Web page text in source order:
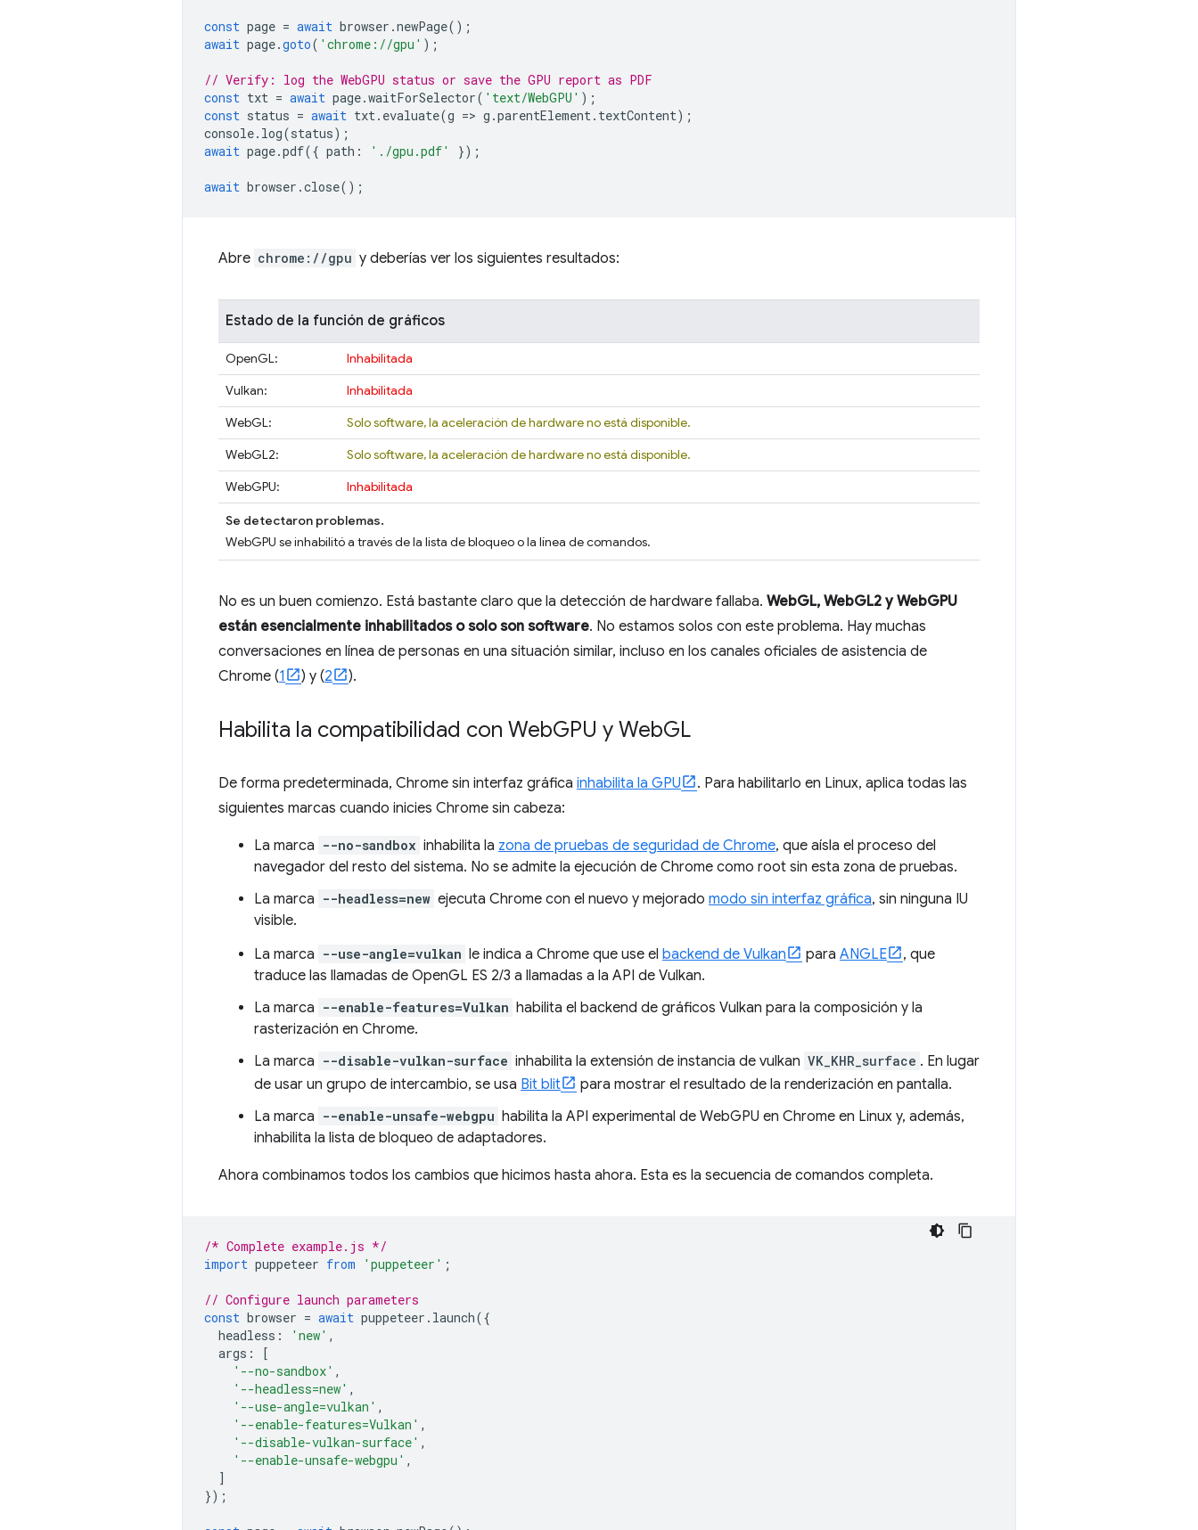
const page = await browser .newPage();
await page.goto( 'chrome://gpu' );
// Verify: log the WebGPU status or save the GPU report as PDF
const txt = await page.waitForSelector( 'text/WebGPU' );
const status = await txt. evaluate(g => g .parentElement. textContent);
console. log(status);
await page.pdf({ path : './gpu.pdf' });
await browser .close();
Abre chrome://gpu y deberías ver los siguientes resultados:
Estado de la función de gráficos
OpenGL:
Inhabilitada
Vulkan:
Inhabilitada
WebGL:
Solo software, la aceleración de hardware no está disponible.
WebGL2:
Solo software, la aceleración de hardware no está disponible.
WebGPU:
Inhabilitada
Se detectaron problemas.
WebGPU se inhabilitó a través de la lista de bloqueo o la línea de comandos.
No es un buen comienzo. Está bastante claro que la detección de hardware fallaba. WebGL, WebGL2 y WebGPU
están esencialmente inhabilitados o solo son software. No estamos solos con este problema. Hay muchas
conversaciones en línea de personas en una situación similar, incluso en los canales oficiales de asistencia de
Chrome (1 ) y (2 ).
Habilita la compatibilidad con WebGPU y WebGL
De forma predeterminada, Chrome sin interfaz gráfica inhabilita la GPU
. Para habilitarlo en Linux, aplica todas las
siguientes marcas cuando inicies Chrome sin cabeza:
La marca --no-sandbox inhabilita la zona de pruebas de seguridad de Chrome, que aísla el proceso del
navegador del resto del sistema. No se admite la ejecución de Chrome como root sin esta zona de pruebas.
La marca --headless=new ejecuta Chrome con el nuevo y mejorado modo sin interfaz gráfica, sin ninguna IU
visible.
La marca --use-angle=vulkan le indica a Chrome que use el backend de Vulkan para ANGLE
, que
traduce las llamadas de OpenGL ES 2/3 a llamadas a la API de Vulkan.
La marca --enable-features=Vulkan habilita el backend de gráficos Vulkan para la composición y la
rasterización en Chrome.
La marca --disable-vulkan-surface inhabilita la extensión de instancia de vulkan VK_KHR_surface . En lugar
de usar un grupo de intercambio, se usa Bit blit
para mostrar el resultado de la renderización en pantalla.
La marca --enable-unsafe-webgpu habilita la API experimental de WebGPU en Chrome en Linux y, además,
inhabilita la lista de bloqueo de adaptadores.
Ahora combinamos todos los cambios que hicimos hasta ahora. Esta es la secuencia de comandos completa.
/* Complete example.js */
import puppeteer from 'puppeteer' ;
// Configure launch parameters
const browser = await puppeteer . launch({
headless : 'new' ,
args :
[
'--no-sandbox' ,
'--headless=new' ,
'--use-angle=vulkan' ,
'--enable-features=Vulkan' ,
'--disable-vulkan-surface' ,
'--enable-unsafe-webgpu' ,
]
});